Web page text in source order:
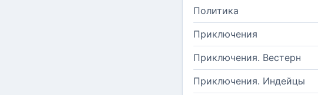
Политика
Приключения
Приключения. Вестерн
Приключения. Индейцы